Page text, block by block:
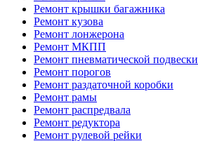
Ремонт крышки багажника
Ремонт кузова
Ремонт лонжерона
Ремонт МКПП
Ремонт пневматической подвески
Ремонт порогов
Ремонт раздаточной коробки
Ремонт рамы
Ремонт распредвала
Ремонт редуктора
Ремонт рулевой рейки